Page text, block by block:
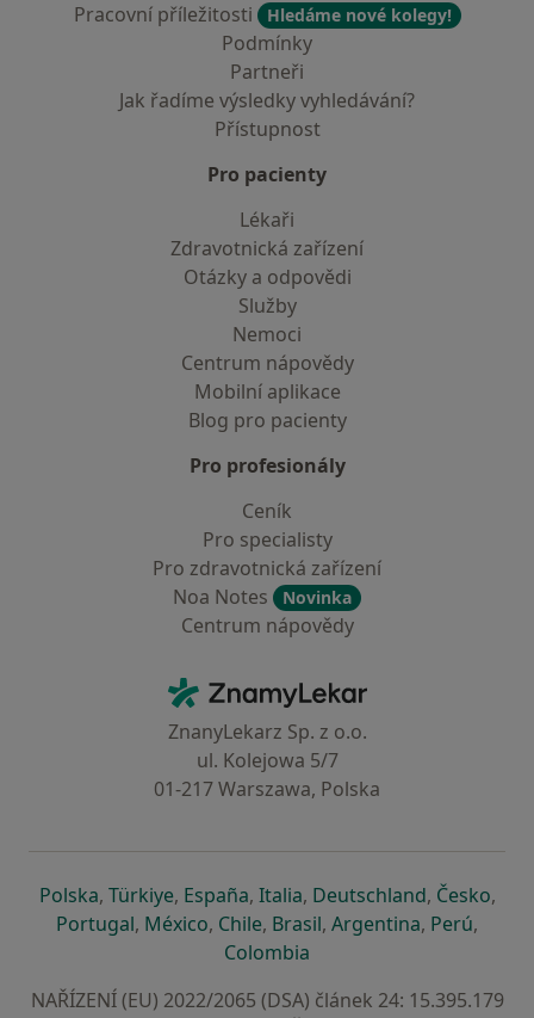
Pracovní příležitosti
Hledáme nové kolegy!
Podmínky
Partneři
Jak řadíme výsledky vyhledávání?
Přístupnost
Pro pacienty
Lékaři
Zdravotnická zařízení
Otázky a odpovědi
Služby
Nemoci
Centrum nápovědy
Mobilní aplikace
Blog pro pacienty
Pro profesionály
Ceník
Pro specialisty
Pro zdravotnická zařízení
Noa Notes
Novinka
Centrum nápovědy
ZnamyLekar - Hlavní stránka
ZnanyLekarz Sp. z o.o.
ul. Kolejowa 5/7
01-217 Warszawa, Polska
Polskase otevře v nové záložce
, Türkiyese otevře v nové záložce
, Españase otevře v nové záložce
, Italiase otevře v nové záložce
, Deutschlandse otevře v
, Českose
,
Portugalse otevře v nové záložce
, Méxicose otevře v nové záložce
, Chilese otevře v nové záložce
, Brasilse otevře v nové
, Argentinase otevře v
, Perúse
,
Colombia
NAŘÍZENÍ (EU) 2022/2065 (DSA) článek 24: 15.395.179